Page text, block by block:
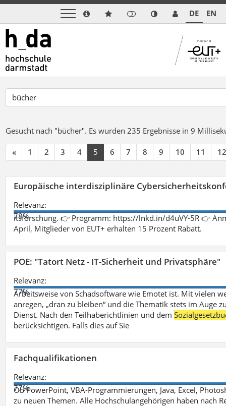
DE EN
Gesucht nach "bücher". Es wurden 235 Ergebnisse in 9
« 1 2 3 4 5 6 7 8 9 10 11 12
Europäische interdisziplinäre
Relevanz:
78%
itsforschung. 👉 Programm: https://lnkd.in/d4uVY-5R 👉
April, Mitglieder von EUT+ erhalten 15 Prozent Rabatt.
POE: "Tatort Netz - IT-Sicherheit und Privatsphäre"
Relevanz:
77%
Arbeitsweise von Schadsoftware wie Emotet ist. Mit vielen
anregen, „dran zu bleiben“ und die Thematik stets im
Dienst. Nach den Teilhaberichtlinien und dem
berücksichtigen. Falls dies auf Sie
Fachqualifikationen
Relevanz:
77%
Ob PowerPoint, VBA-Programmierungen, Java, Excel,
zu neuen Themen. Alle Hochschulangehörigen haben nach